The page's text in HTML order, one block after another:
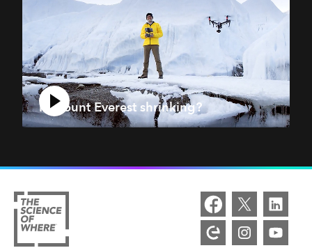
Is Mount Everest shrinking?